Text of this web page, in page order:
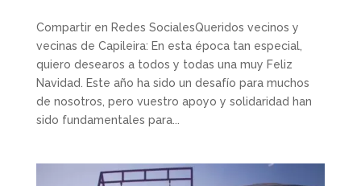
Compartir en Redes SocialesQueridos vecinos y
vecinas de Capileira: En esta época tan especial,
quiero desearos a todos y todas una muy Feliz
Navidad. Este año ha sido un desafío para muchos
de nosotros, pero vuestro apoyo y solidaridad han
sido fundamentales para...